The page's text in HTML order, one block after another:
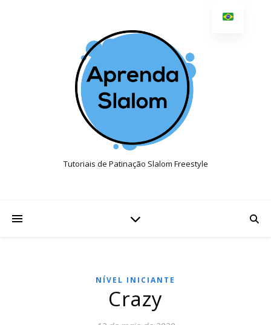
Tutoriais de Patinação Slalom Freestyle
NÍVEL INICIANTE
Crazy